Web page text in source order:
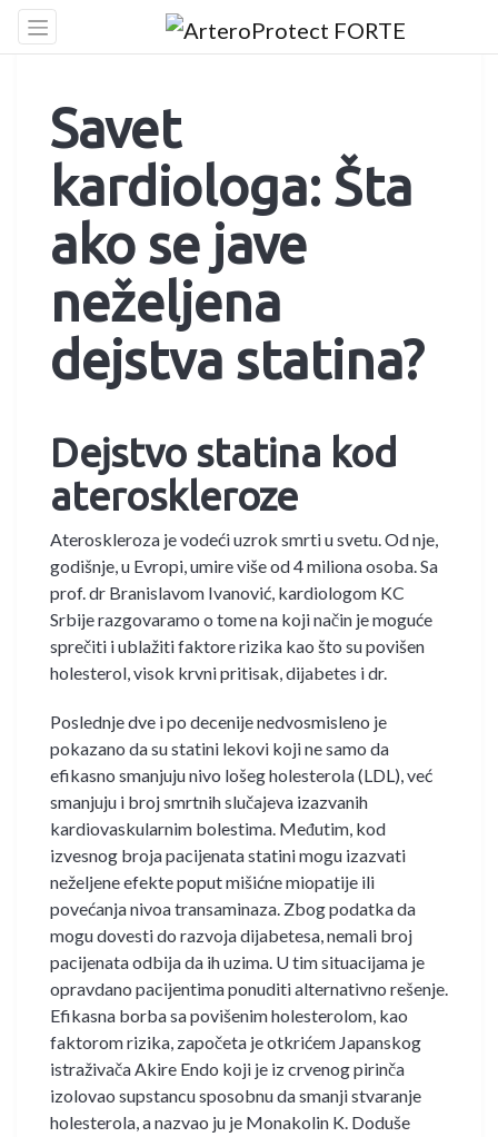
Skip
Savet
kardiologa: Šta
ako se jave
neželjena
dejstva statina?
Dejstvo statina kod
ateroskleroze
Ateroskleroza je vodeći uzrok smrti u svetu. Od nje,
godišnje, u Evropi, umire više od 4 miliona osoba. Sa
prof. dr Branislavom Ivanović, kardiologom KC
Srbije razgovaramo o tome na koji način je moguće
sprečiti i ublažiti faktore rizika kao što su povišen
holesterol, visok krvni pritisak, dijabetes i dr.
Poslednje dve i po decenije nedvosmisleno je
pokazano da su statini lekovi koji ne samo da
efikasno smanjuju nivo lošeg holesterola (LDL), već
smanjuju i broj smrtnih slučajeva izazvanih
kardiovaskularnim bolestima. Međutim, kod
izvesnog broja pacijenata statini mogu izazvati
neželjene efekte poput mišićne miopatije ili
povećanja nivoa transaminaza. Zbog podatka da
mogu dovesti do razvoja dijabetesa, nemali broj
pacijenata odbija da ih uzima. U tim situacijama je
opravdano pacijentima ponuditi alternativno rešenje.
Efikasna borba sa povišenim holesterolom, kao
faktorom rizika, započeta je otkrićem Japanskog
istraživača Akire Endo koji je iz crvenog pirinča
izolovao supstancu sposobnu da smanji stvaranje
holesterola, a nazvao ju je Monakolin K. Doduše